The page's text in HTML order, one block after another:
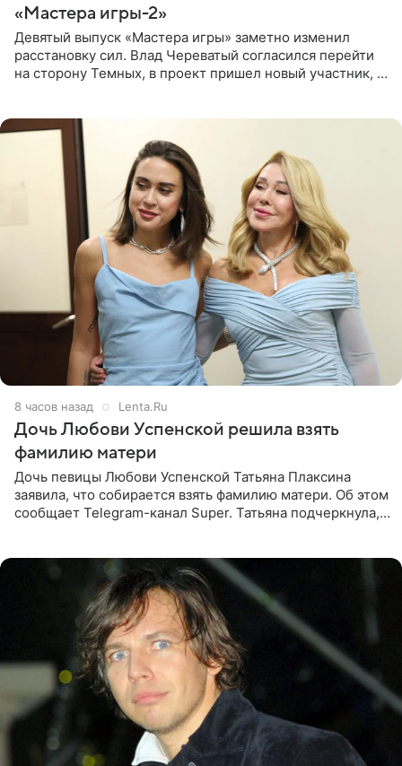
«Мастера игры-2»
Девятый выпуск «Мастера игры» заметно изменил
расстановку сил. Влад Череватый согласился перейти
на сторону Темных, в проект пришел новый участник, а
8 часов назад Lenta.Ru
Дочь Любови Успенской решила взять
фамилию матери
Дочь певицы Любови Успенской Татьяна Плаксина
заявила, что собирается взять фамилию матери. Об этом
сообщает Telegram-канал Super. Татьяна подчеркнула,